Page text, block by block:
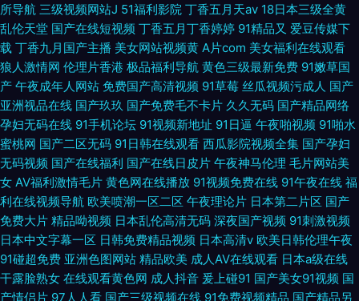
所导航 三级视频网站J 51福利影院 丁香五月天av 18日本三级全黄
乱伦天堂 国产在线短视频 丁香五月丁香婷婷 91精品又 爱豆传媒下
载 丁香九月国产主播 美女网站视频黄 A片com 美女福利在线观看
狼人激情网 伦理片香港 极品福利导航 黄色三级最新免费 91嫩草国
产 午夜成年人网站 免费国产高清视频 91草莓 丝瓜视频污成人 国产
亚洲视品在线 国产玖玖 国产免费毛不卡片 久久无码 国产精品网络
孕妇无码在线 91手机论坛 91视频新地址 91日逼 午夜啪视频 91啪水
蜜桃网 国产二区无码 91日韩在线观看 西瓜影院视频全集 国产孕妇
无码视频 国产在线福利 国产在线日皮片 午夜神马伦理 毛片网站美
女 AV福利激情毛片 黄色网在线播放 91视频免费在线 91午夜在线 福
利在线视频导航 欧美喷潮一区二区 午夜理论片 日本第二片区 国产
免费大片 精品呦视频 日本乱伦高清无码 深夜国产视频 91刺激视频
日本中文字幕一区 日韩免费精品视频 日本高清v 欧美日韩伦理午夜
91碰超免费 亚洲色图网站 精品欧美 成人AV在线观看 日本a级在线
干露脸熟女 在线观看黄色网 成人抖音 爰上碰91 国产美女91视频 国
产情侣片 97人人看 国产三级视频在线 91免费视频精品 国产精品另